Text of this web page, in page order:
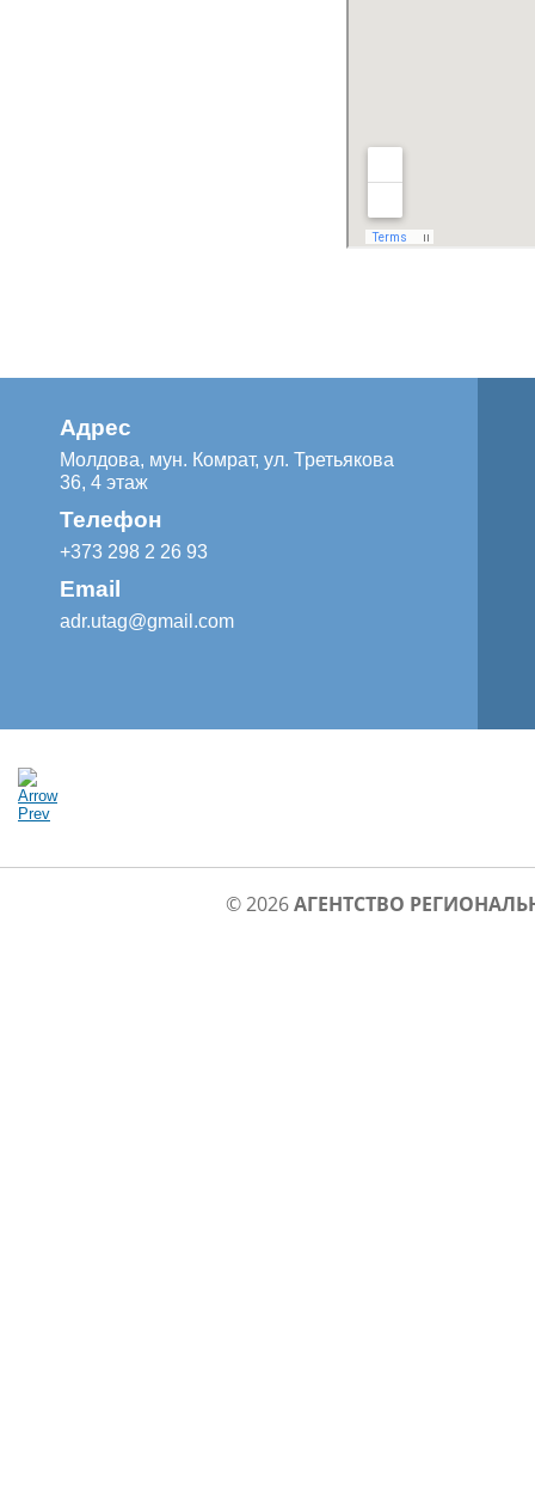
Адрес
Молдова, мун. Комрат, ул. Третьякова
36, 4 этаж
Телефон
+373 298 2 26 93
Email
adr.utag@gmail.com
© 2026АГЕНТСТВО